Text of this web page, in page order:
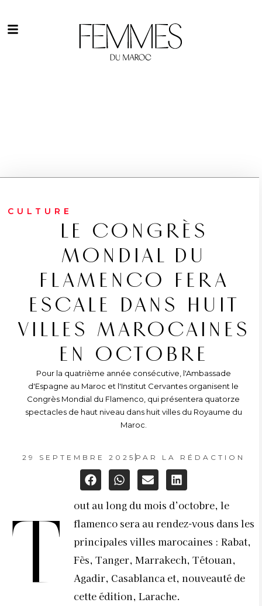
CULTURE
LE CONGRÈS
MONDIAL DU
FLAMENCO FERA
ESCALE DANS HUIT
VILLES MAROCAINES
EN OCTOBRE
Pour la quatrième année consécutive, l'Ambassade
d'Espagne au Maroc et l'Institut Cervantes organisent le
Congrès Mondial du Flamenco, qui présentera quatorze
spectacles de haut niveau dans huit villes du Royaume du
Maroc.
29 SEPTEMBRE 2025 PAR LA RÉDACTION
T
out au long du mois d’octobre, le
flamenco sera au rendez-vous dans les
principales villes marocaines : Rabat,
Fès, Tanger, Marrakech, Tétouan,
Agadir, Casablanca et, nouveauté de
cette édition, Larache.